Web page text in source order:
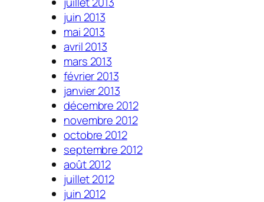
juin 2013
mai 2013
avril 2013
mars 2013
février 2013
janvier 2013
décembre 2012
novembre 2012
octobre 2012
septembre 2012
août 2012
juillet 2012
juin 2012